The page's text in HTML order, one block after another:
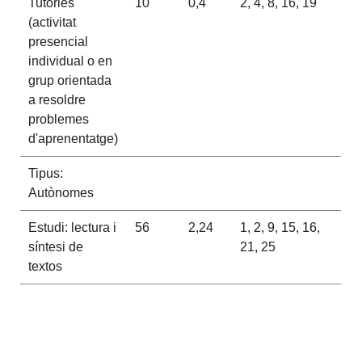
Tutories
(activitat
presencial
individual o en
grup orientada
a resoldre
problemes
d'aprenentatge)
10 0,4 2, 4, 8, 16, 19
Tipus:
Autònomes
Estudi: lectura i
síntesi de
textos
56 2,24
1, 2, 9, 15, 16,
21, 25